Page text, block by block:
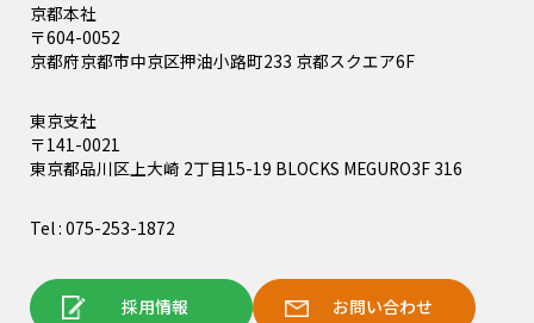
京都本社
〒604-0052
京都府京都市中京区押油小路町233 京都スクエア6F
東京支社
〒141-0021
東京都品川区上大崎 2丁目15-19 BLOCKS MEGURO3F 316
Tel : 075-253-1872
採用情報 お問い合わせ